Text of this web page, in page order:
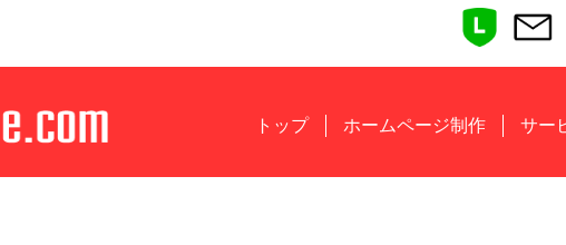
トップ ホームページ制作 サー